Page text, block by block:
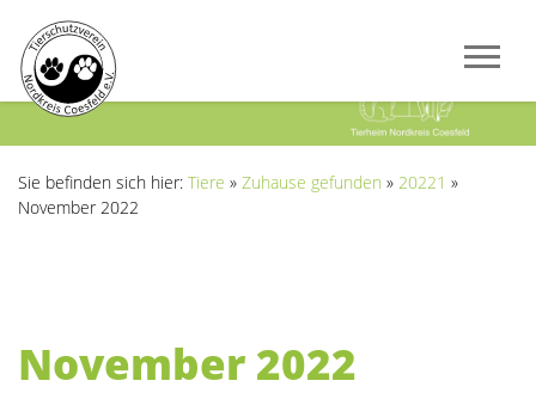
Sie befinden sich hier: Tiere » Zuhause gefunden » 20221 »
November 2022
November 2022